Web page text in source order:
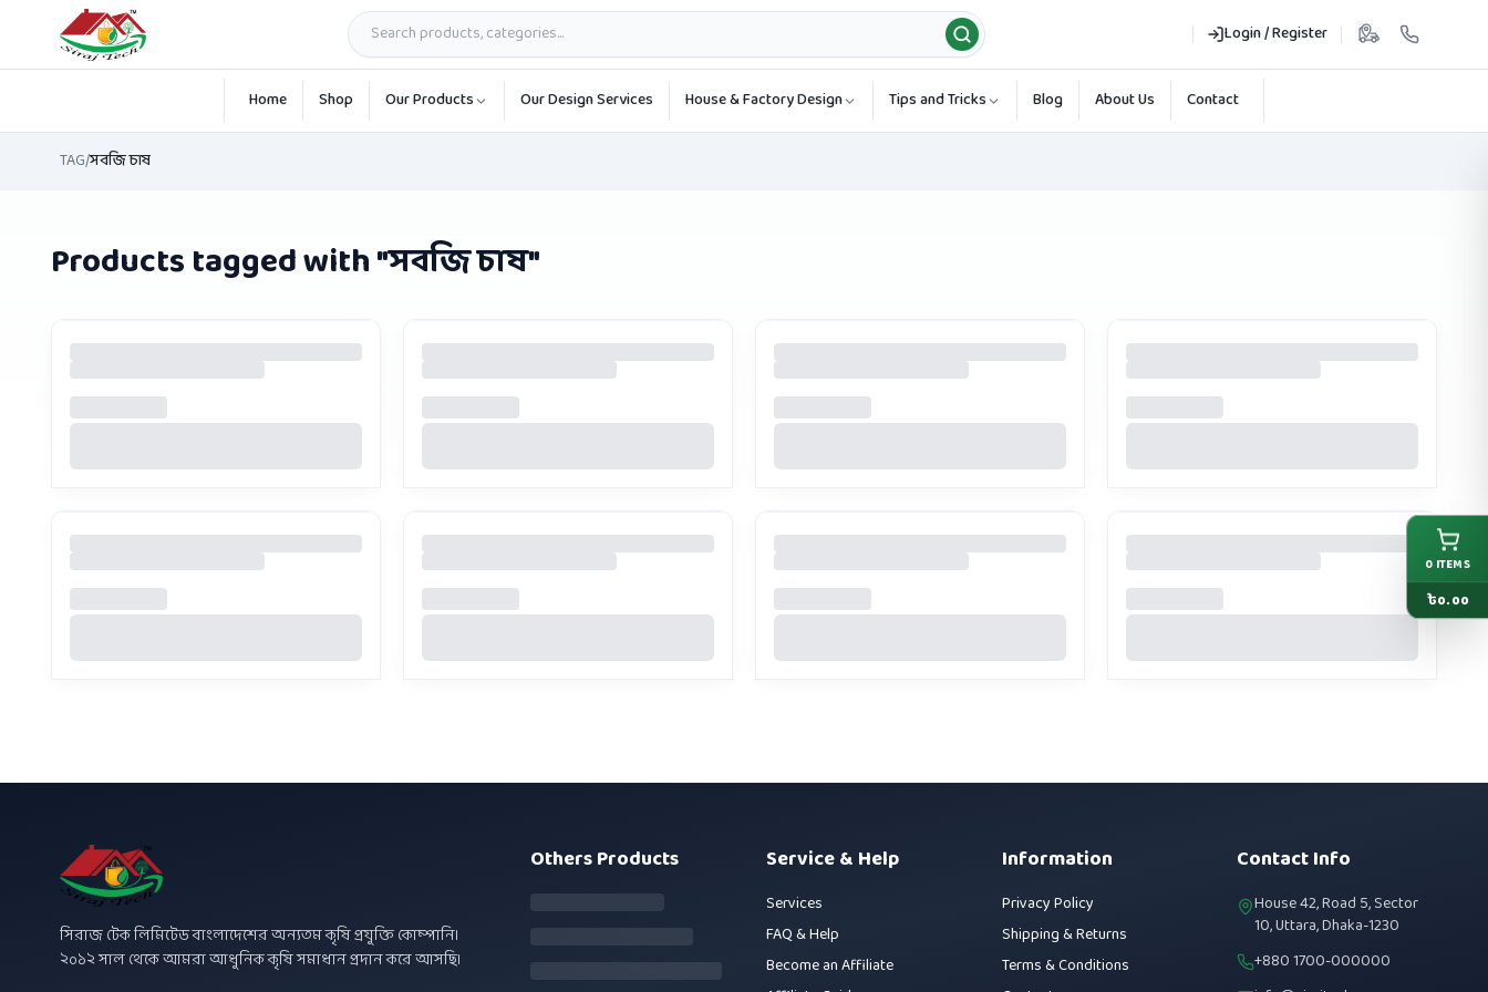
Login / Register
Skip to main content
Home Shop Our Products Our Design Services House & Factory Design Tips and Tricks Blog About Us Contact
TAG/সবজি চাষ
Products tagged with "সবজি চাষ"
সিরাজ টেক লিমিটেড বাংলাদেশের অন্যতম কৃষি প্রযুক্তি কোম্পানি।
২০১২ সাল থেকে আমরা আধুনিক কৃষি সমাধান প্রদান করে আসছি।
Others Products Service & Help
Services
FAQ & Help
Become an Affiliate
Information
Privacy Policy
Shipping & Returns
Terms & Conditions
Contact Info
House 42, Road 5, Sector
10, Uttara, Dhaka-1230
+880 1700-000000
0 ITEMS
৳0.00